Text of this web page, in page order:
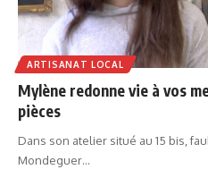
ARTISANAT LOCAL
Mylène redonne vie à vos
pièces
Dans son atelier situé au 15 bis,
Mondeguer…